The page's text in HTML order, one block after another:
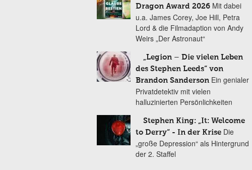
Dragon Award 2026 Mit dabei
u.a. James Corey, Joe Hill, Petra
Lord & die Filmadaption von Andy
Weirs „Der Astronaut“
„Legion – Die vielen Leben
des Stephen Leeds“ von
Brandon Sanderson Ein genialer
Privatdetektiv mit vielen
halluzinierten Persönlichkeiten
Stephen King: „It: Welcome
to Derry“ - In der Krise Die
„große Depression“ als Hintergrund
der 2. Staffel